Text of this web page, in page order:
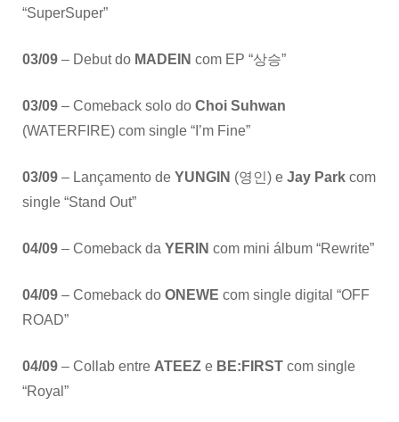
“SuperSuper”
03/09 – Debut do MADEIN com EP “상승”
03/09 – Comeback solo do Choi Suhwan
(WATERFIRE) com single “I’m Fine”
03/09 – Lançamento de YUNGIN (영인) e Jay Park com
single “Stand Out”
04/09 – Comeback da YERIN com mini álbum “Rewrite”
04/09 – Comeback do ONEWE com single digital “OFF
ROAD”
04/09 – Collab entre ATEEZ e BE:FIRST com single
“Royal”